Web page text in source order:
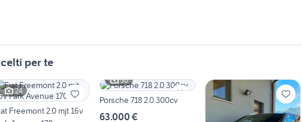
per te
24
Freemont 2.0 mjt 16v
30
Porsche 718 2.0 300cv
63.000 €